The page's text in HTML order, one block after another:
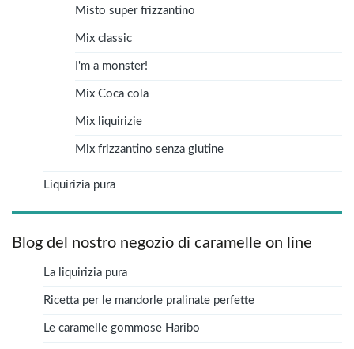
Misto super frizzantino
Mix classic
I'm a monster!
Mix Coca cola
Mix liquirizie
Mix frizzantino senza glutine
Liquirizia pura
Blog del nostro negozio di caramelle on line
La liquirizia pura
Ricetta per le mandorle pralinate perfette
Le caramelle gommose Haribo